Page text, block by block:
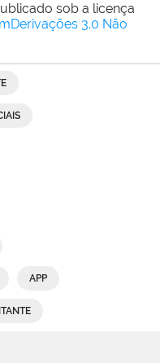
sob a licença
3.0 Não
APP